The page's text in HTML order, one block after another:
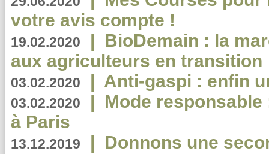
votre avis compte !
19.02.2020 | BioDemain : la
aux agriculteurs en transition
03.02.2020 | Anti-gaspi : enfin
03.02.2020 | Mode
à Paris
13.12.2019 | Donnons une